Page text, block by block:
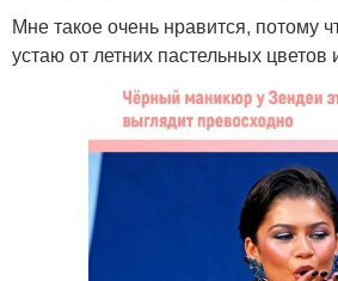
Мне такое очень нравится, потому
устаю от летних пастельных цветов